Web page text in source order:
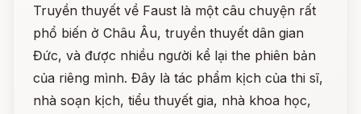
Truyền thuyết về Faust là một câu chuyện rất
phổ biến ở Châu Âu, truyền thuyết dân gian
Đức, và được nhiều người kể lại the phiên bản
của riêng mình. Đây là tác phẩm kịch của thi sĩ,
nhà soạn kịch, tiểu thuyết gia, nhà khoa học,